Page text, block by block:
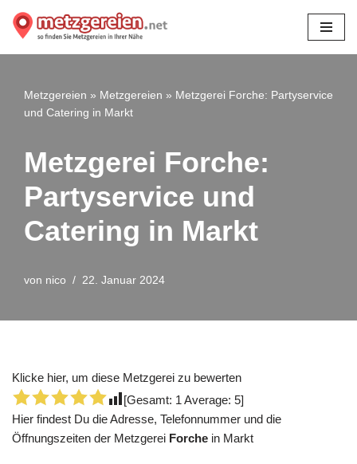
Zum
Metzgereien » Metzgereien » Metzgerei Forche: Partyservice
und Catering in Markt
Metzgerei Forche:
Partyservice und
Catering in Markt
von nico 22. Januar 2024
Klicke hier, um diese Metzgerei zu bewerten
[Gesamt: 1 Average: 5]
Hier findest Du die Adresse, Telefonnummer und die
Öffnungszeiten der Metzgerei Forche in Markt